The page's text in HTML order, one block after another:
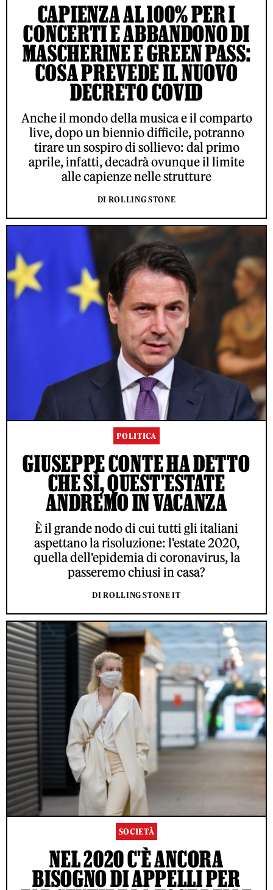
CAPIENZA AL 100% PER I
CONCERTI E ABBANDONO DI
MASCHERINE E GREEN PASS:
COSA PREVEDE IL NUOVO
DECRETO COVID
Anche il mondo della musica e il comparto
live, dopo un biennio difficile, potranno
tirare un sospiro di sollievo: dal primo
aprile, infatti, decadrà ovunque il limite
alle capienze nelle strutture
DI ROLLING STONE
POLITICA
GIUSEPPE CONTE HA DETTO
CHE SÌ, QUEST'ESTATE
ANDREMO IN VACANZA
È il grande nodo di cui tutti gli italiani
aspettano la risoluzione: l'estate 2020,
quella dell'epidemia di coronavirus, la
passeremo chiusi in casa?
DI ROLLING STONE IT
SOCIETÀ
NEL 2020 C'È ANCORA
BISOGNO DI APPELLI PER